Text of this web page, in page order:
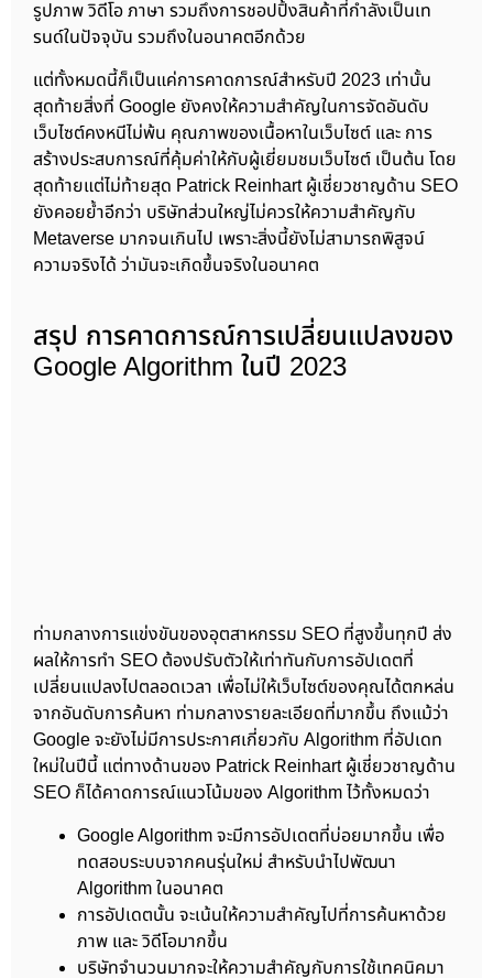
รูปภาพ วิดีโอ ภาษา รวมถึงการชอปปิ้งสินค้าที่กำลังเป็นเท
รนด์ในปัจจุบัน รวมถึงในอนาคตอีกด้วย
แต่ทั้งหมดนี้ก็เป็นแค่การคาดการณ์สำหรับปี 2023 เท่านั้น
สุดท้ายสิ่งที่ Google ยังคงให้ความสำคัญในการจัดอันดับ
เว็บไซต์คงหนีไม่พ้น คุณภาพของเนื้อหาในเว็บไซต์ และ การ
สร้างประสบการณ์ที่คุ้มค่าให้กับผู้เยี่ยมชมเว็บไซต์ เป็นต้น โดย
สุดท้ายแต่ไม่ท้ายสุด Patrick Reinhart ผู้เชี่ยวชาญด้าน SEO
ยังคอยย้ำอีกว่า บริษัทส่วนใหญ่ไม่ควรให้ความสำคัญกับ
Metaverse มากจนเกินไป เพราะสิ่งนี้ยังไม่สามารถพิสูจน์
ความจริงได้ ว่ามันจะเกิดขึ้นจริงในอนาคต
สรุป การคาดการณ์การเปลี่ยนแปลงของ
Google Algorithm ในปี 2023
ท่ามกลางการแข่งขันของอุตสาหกรรม SEO ที่สูงขึ้นทุกปี ส่ง
ผลให้การทำ SEO ต้องปรับตัวให้เท่าทันกับการอัปเดตที่
เปลี่ยนแปลงไปตลอดเวลา เพื่อไม่ให้เว็บไซต์ของคุณได้ตกหล่น
จากอันดับการค้นหา ท่ามกลางรายละเอียดที่มากขึ้น ถึงแม้ว่า
Google จะยังไม่มีการประกาศเกี่ยวกับ Algorithm ที่อัปเดท
ใหม่ในปีนี้ แต่ทางด้านของ Patrick Reinhart ผู้เชี่ยวชาญด้าน
SEO ก็ได้คาดการณ์แนวโน้มของ Algorithm ไว้ทั้งหมดว่า
Google Algorithm จะมีการอัปเดตที่บ่อยมากขึ้น เพื่อ
ทดสอบระบบจากคนรุ่นใหม่ สำหรับนำไปพัฒนา
Algorithm ในอนาคต
การอัปเดตนั้น จะเน้นให้ความสำคัญไปที่การค้นหาด้วย
ภาพ และ วิดีโอมากขึ้น
บริษัทจำนวนมากจะให้ความสำคัญกับการใช้เทคนิคมา